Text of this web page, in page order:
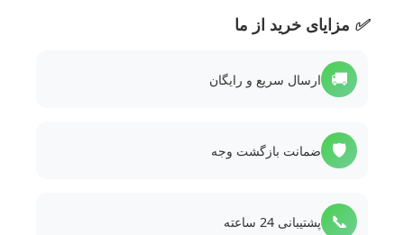
✅ مزایای خرید از ما
🚚 ارسال سریع و رایگان
🛡️ ضمانت بازگشت وجه
📞 پشتیبانی 24 ساعته